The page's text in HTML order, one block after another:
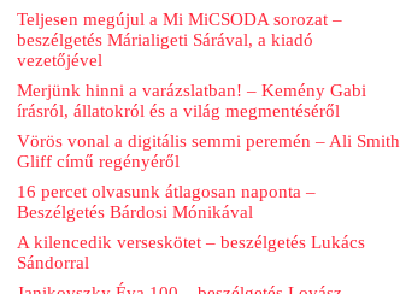
Teljesen megújul a Mi MiCSODA sorozat –
beszélgetés Márialigeti Sárával, a kiadó
vezetőjével
Merjünk hinni a varázslatban! – Kemény Gabi
írásról, állatokról és a világ megmentéséről
Vörös vonal a digitális semmi peremén – Ali Smith
Gliff című regényéről
16 percet olvasunk átlagosan naponta –
Beszélgetés Bárdosi Mónikával
A kilencedik verseskötet – beszélgetés Lukács
Sándorral